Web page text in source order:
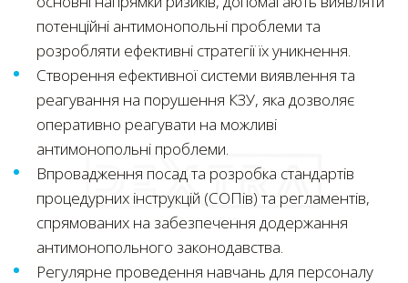
потенційні антимонопольні проблеми та
розробляти ефективні стратегії їх уникнення.
Створення ефективної системи виявлення та
реагування на порушення КЗУ, яка дозволяє
оперативно реагувати на можливі
антимонопольні проблеми.
Впровадження посад та розробка стандартів
процедурних інструкцій (СОПів) та регламентів,
спрямованих на забезпечення додержання
антимонопольного законодавства.
Регулярне проведення навчань для персоналу